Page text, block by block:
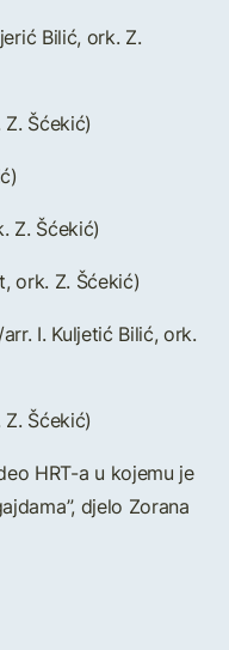
Bilić, ork. Z.
Šćekić)
Z. Šćekić)
ork. Z. Šćekić)
I. Kuljetić Bilić, ork.
Šćekić)
HRT-a u kojemu je
djelo Zorana